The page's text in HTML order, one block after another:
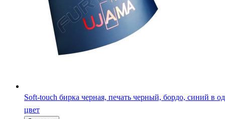
Soft-touch бирка черная, печать черный, бордо, синий в
цвет